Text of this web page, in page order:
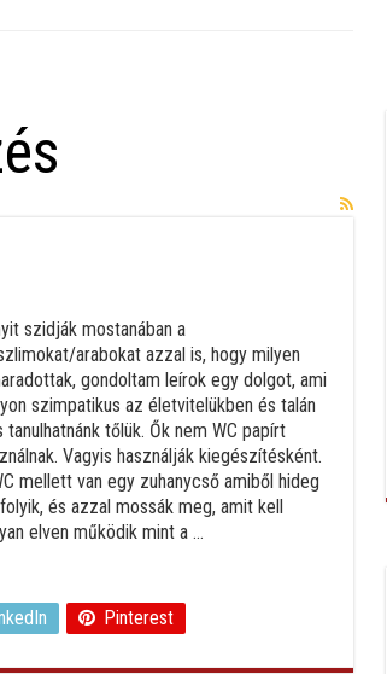
szidják mostanában a
arabokat azzal is, hogy milyen
gondoltam leírok egy dolgot, ami
szimpatikus az életvitelükben és talán
tanulhatnánk tőlük. Ők nem WC papírt
Vagyis használják kiegészítésként.
mellett van egy zuhanycső amiből hideg
és azzal mossák meg, amit kell
elven működik mint a ...
Pinterest